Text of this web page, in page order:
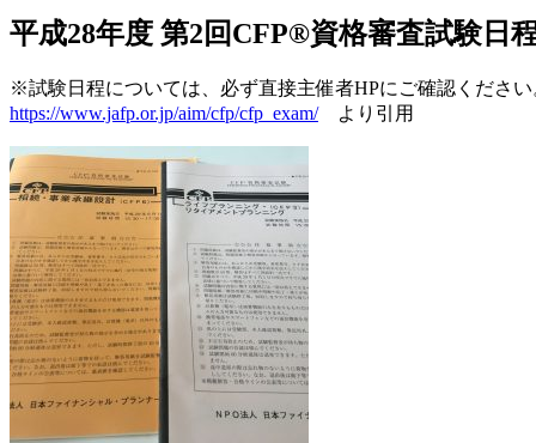
平成28年度 第2回CFP®資格審査試験日
※試験日程については、必ず直接主催者HPにご確認ください
https://www.jafp.or.jp/aim/cfp/cfp_exam/より引用